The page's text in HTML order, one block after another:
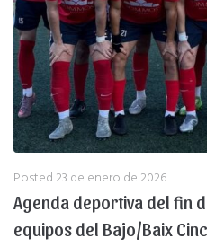
Posted23 de enero de 2026
Agenda deportiva del fin
equipos del Bajo/Baix